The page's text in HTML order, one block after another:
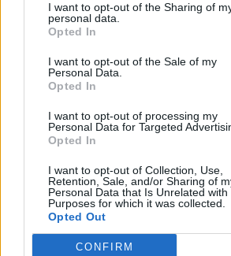
I want to opt-out of the Sharing of
personal data.
Opted In
I want to opt-out of the Sale of my
Personal Data.
Opted In
I want to opt-out of processing my
Personal Data for Targeted
Opted In
I want to opt-out of Collection, Use,
Retention, Sale, and/or Sharing of
Personal Data that Is Unrelated with
Purposes for which it was collected.
Opted Out
CONFIRM
„Én a múlt héten is írtam
vízügyi igazgatóságnak,
őket a kérésünkre, és
mondják el azt is, hogy
érkezett a gátaknak a
Eddig csak az első
beavatkozás
vagyis kijavították,
elszakadt. Két nap